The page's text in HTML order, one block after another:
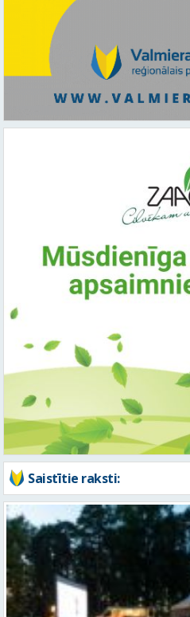
Saistītie raksti: